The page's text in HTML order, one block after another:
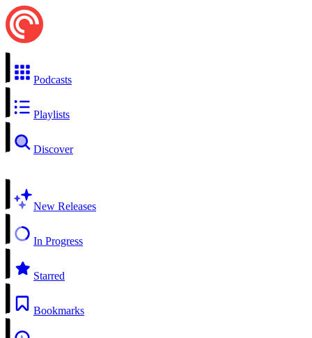
Podcasts
Playlists
Discover
New Releases
In Progress
Starred
Bookmarks